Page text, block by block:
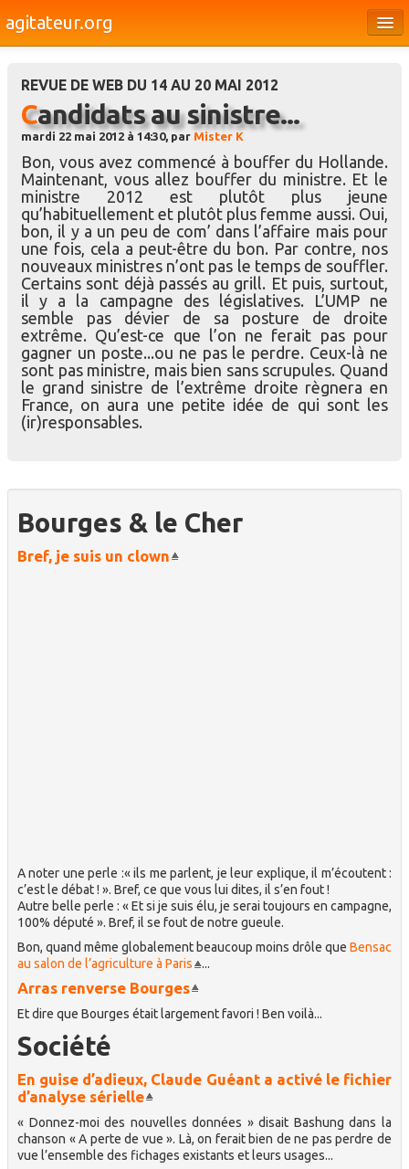
agitateur.org
Bourges & le Cher
Société
Culture
Médias
Dossiers
Brèves
REVUE DE WEB DU 14 AU 20 MAI 2012
Candidats au sinistre...
mardi 22 mai 2012 à 14:30, par Mister K
Bon, vous avez commencé à bouffer du Hollande.
Maintenant, vous allez bouffer du ministre. Et le
ministre 2012 est plutôt plus jeune
qu’habituellement et plutôt plus femme aussi. Oui,
bon, il y a un peu de com’ dans l’affaire mais pour
une fois, cela a peut-être du bon. Par contre, nos
nouveaux ministres n’ont pas le temps de souffler.
Certains sont déjà passés au grill. Et puis, surtout,
il y a la campagne des législatives. L’UMP ne
semble pas dévier de sa posture de droite
extrême. Qu’est-ce que l’on ne ferait pas pour
gagner un poste...ou ne pas le perdre. Ceux-là ne
sont pas ministre, mais bien sans scrupules. Quand
le grand sinistre de l’extrême droite règnera en
France, on aura une petite idée de qui sont les
(ir)responsables.
Bourges & le Cher
Bref, je suis un clown
A noter une perle :« ils me parlent, je leur explique, il m’écoutent :
c’est le débat ! ». Bref, ce que vous lui dites, il s’en fout !
Autre belle perle : « Et si je suis élu, je serai toujours en campagne,
100% député ». Bref, il se fout de notre gueule.
Bon, quand même globalement beaucoup moins drôle que Bensac
au salon de l’agriculture à Paris
...
Arras renverse Bourges
Et dire que Bourges était largement favori ! Ben voilà...
Société
En guise d’adieux, Claude Guéant a activé le fichier
d’analyse sérielle
« Donnez-moi des nouvelles données » disait Bashung dans la
chanson « A perte de vue ». Là, on ferait bien de ne pas perdre de
vue l’ensemble des fichages existants et leurs usages...